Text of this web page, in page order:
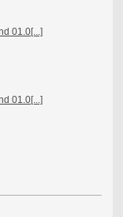
01.0[...]
01.0[...]